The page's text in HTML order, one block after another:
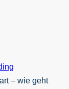
– wie geht